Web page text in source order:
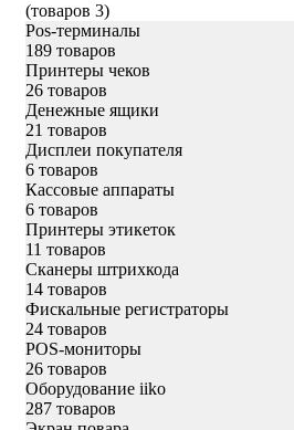
(товаров 3)
Pos-терминалы
189 товаров
Принтеры чеков
26 товаров
Денежные ящики
21 товаров
Дисплеи покупателя
6 товаров
Кассовые аппараты
6 товаров
Принтеры этикеток
11 товаров
Сканеры штрихкода
14 товаров
Фискальные регистраторы
24 товаров
POS-мониторы
26 товаров
Оборудование iiko
287 товаров